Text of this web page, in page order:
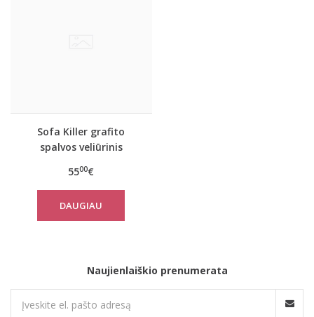
Sofa Killer grafito
spalvos veliūrinis
5500€
DAUGIAU
Naujienlaiškio prenumerata